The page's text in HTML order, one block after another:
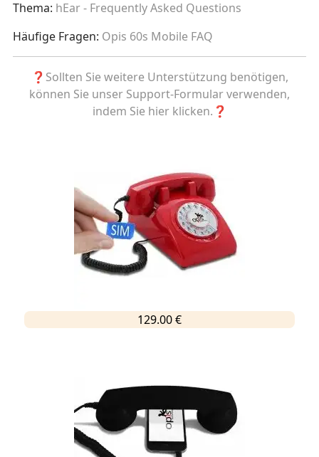
Thema: hEar - Frequently Asked Questions
Häufige Fragen: Opis 60s Mobile FAQ
❓Sollten Sie weitere Unterstützung benötigen,
können Sie unser Support-Formular verwenden,
indem Sie hier klicken.❓
129.00 €